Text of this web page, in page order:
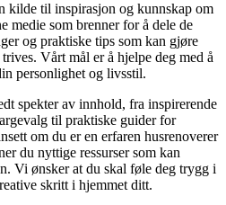
kilde til inspirasjon og kunnskap om
medie som brenner for å dele de
og praktiske tips som kan gjøre
Vårt mål er å hjelpe deg med å
personlighet og livsstil.
spekter av innhold, fra inspirerende
til praktiske guider for
om du er en erfaren husrenoverer
du nyttige ressurser som kan
Vi ønsker at du skal føle deg trygg i
skritt i hjemmet ditt.